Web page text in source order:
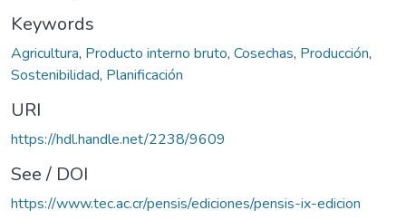
Keywords
Agricultura, Producto interno bruto, Cosechas, Producción,
Sostenibilidad, Planificación
URI
https://hdl.handle.net/2238/9609
See / DOI
https://www.tec.ac.cr/pensis/ediciones/pensis-ix-edicion